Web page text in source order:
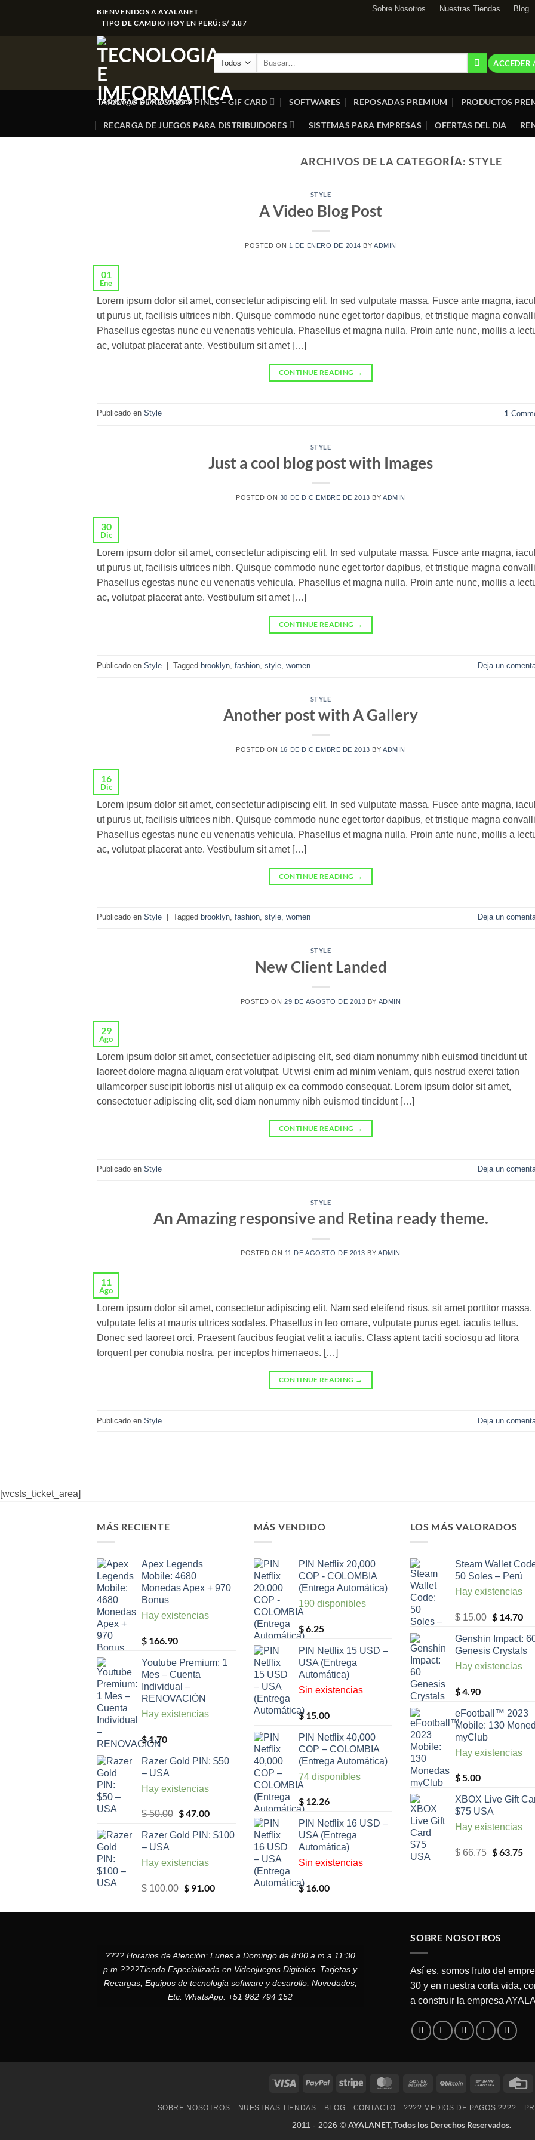
BIENVENIDOS A AYALANET
TIPO DE CAMBIO HOY EN PERÚ: S/ 3.87
Sobre Nosotros Nuestras Tiendas Blog
Tecnologia e Imformatica
Buscar
ACCEDER
TARJETAS DE REGALO Y PINES – GIF CARD SOFTWARES REPOSADAS PREMIUM PRODUCTOS
RECARGA DE JUEGOS PARA DISTRIBUIDORES SISTEMAS PARA EMPRESAS OFERTAS DEL DIA
ARCHIVOS DE LA CATEGORÍA: STYLE
STYLE
A Video Blog Post
POSTED ON 1 DE ENERO DE 2014 BYADMIN
01
Ene
Lorem ipsum dolor sit amet, consectetur adipiscing elit. In sed vulputate massa. Fusce ante magna,
ut purus ut, facilisis ultrices nibh. Quisque commodo nunc eget tortor dapibus, et tristique magna
Phasellus egestas nunc eu venenatis vehicula. Phasellus et magna nulla. Proin ante nunc, mollis a
ac, volutpat placerat ante. Vestibulum sit amet […]
CONTINUE READING →
Publicado en Style 1
STYLE
Just a cool blog post with Images
POSTED ON 30 DE DICIEMBRE DE 2013 BY ADMIN
30
Dic
Lorem ipsum dolor sit amet, consectetur adipiscing elit. In sed vulputate massa. Fusce ante magna,
ut purus ut, facilisis ultrices nibh. Quisque commodo nunc eget tortor dapibus, et tristique magna
Phasellus egestas nunc eu venenatis vehicula. Phasellus et magna nulla. Proin ante nunc, mollis a
ac, volutpat placerat ante. Vestibulum sit amet […]
CONTINUE READING →
Publicado en Style Tagged brooklyn fashion style women Deja un
STYLE
Another post with A Gallery
POSTED ON 16 DE DICIEMBRE DE 2013 BY ADMIN
16
Dic
Lorem ipsum dolor sit amet, consectetur adipiscing elit. In sed vulputate massa. Fusce ante magna,
ut purus ut, facilisis ultrices nibh. Quisque commodo nunc eget tortor dapibus, et tristique magna
Phasellus egestas nunc eu venenatis vehicula. Phasellus et magna nulla. Proin ante nunc, mollis a
ac, volutpat placerat ante. Vestibulum sit amet […]
CONTINUE READING →
Publicado en Style Tagged brooklyn, fashion, style, women Deja un
STYLE
New Client Landed
POSTED ON29 DE AGOSTO DE 2013 BY ADMIN
29
Ago
Lorem ipsum dolor sit amet, consectetuer adipiscing elit, sed diam nonummy nibh euismod tincidunt ut
laoreet dolore magna aliquam erat volutpat. Ut wisi enim ad minim veniam, quis nostrud exerci tation
ullamcorper suscipit lobortis nisl ut aliquip ex ea commodo consequat. Lorem ipsum dolor sit amet,
consectetuer adipiscing elit, sed diam nonummy nibh euismod tincidunt […]
CONTINUE READING →
Publicado en Style Deja un
STYLE
An Amazing responsive and Retina ready theme.
POSTED ON 11 DE AGOSTO DE 2013 BYADMIN
11
Ago
Lorem ipsum dolor sit amet, consectetur adipiscing elit. Nam sed eleifend risus, sit amet porttitor massa.
vulputate felis at mauris ultrices sodales. Phasellus in leo ornare, vulputate purus eget, iaculis tellus.
Donec sed laoreet orci. Praesent faucibus feugiat velit a iaculis. Class aptent taciti sociosqu ad litora
torquent per conubia nostra, per inceptos himenaeos. […]
CONTINUE READING →
Publicado en Style Deja un
[wcsts_ticket_area]
MÁS RECIENTE
Apex Legends
Mobile: 4680
Monedas Apex + 970
Bonus
Hay existencias
$ 166.90
Youtube Premium: 1
Mes – Cuenta
Individual –
RENOVACIÓN
Hay existencias
$1.70
Razer Gold PIN: $50
– USA
Hay existencias
$50.00 El
original
$ 50.00.
$47.00El
actual
$ 47.00.
Razer Gold PIN: $100
– USA
Hay existencias
$100.00 El
original
$91.00El
actual
MÁS VENDIDO
PIN Netflix 20,000
COP - COLOMBIA
(Entrega Automática)
190 disponibles
$6.25
PIN Netflix 15 USD –
USA (Entrega
Automática)
Sin existencias
$15.00
PIN Netflix 40,000
COP – COLOMBIA
(Entrega Automática)
74 disponibles
$12.26
PIN Netflix 16 USD –
USA (Entrega
Automática)
Sin existencias
$16.00
LOS MÁS VALORADOS
Steam Wallet
50 Soles – Perú
Hay existencias
$15.00 El
original
era:
$ 15.00.
$14.70El
es:
$
Genshin Impact:
Genesis Crystals
Hay existencias
$4.90
eFootball™ 2023
Mobile: 130
myClub
Hay existencias
$5.00
XBOX Live Gift
$75 USA
Hay existencias
$66.75 El
$63.75El
???? Horarios de Atención: Lunes a Domingo de 8:00 a.m a 11:30
p.m ????Tienda Especializada en Videojuegos Digitales, Tarjetas y
Recargas, Equipos de tecnologia software y desarollo, Novedades,
Etc. WhatsApp: +51 982 794 152
SOBRE NOSOTROS
Así es, somos fruto del
30 y en nuestra corta vida,
a construir la empresa
Visa PayPal Stripe MasterCardCash
Delivery
BitCoin
Bank
SOBRE NOSOTROS NUESTRAS TIENDAS BLOG CONTACTO ???? MEDIOS DE PAGOS ????
2011 - 2026 © AYALANET, Todos los Derechos Reservados.